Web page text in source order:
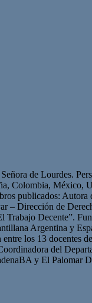
de Lourdes.
Colombia,
publicados:
Dirección de
Decente”.
Argentina y
los 13 docentes
del
y El